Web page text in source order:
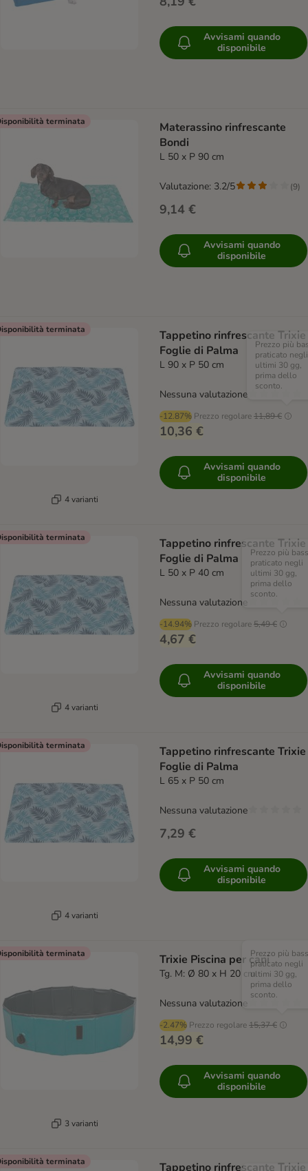
Avvisami quando
disponibile
terminata
Materassino rinfrescante
Bondi
L 50 x P 90 cm
9,14 €
Valutazione: 3.2/5 (9)
Avvisami quando
disponibile
terminata
4 varianti
Tappetino rinfrescante Trixie
Foglie di Palma
L 90 x P 50 cm
-12.87% Prezzo regolare11,89 €
Prezzo più
praticato negli
ultimi 30 gg,
prima dello
sconto.
10,36 €
Nessuna valutazione
Avvisami quando
disponibile
terminata
4 varianti
Tappetino rinfrescante Trixie
Foglie di Palma
L 50 x P 40 cm
-14.94% Prezzo regolare5,49 €
Prezzo più
praticato negli
ultimi 30 gg,
prima dello
sconto.
4,67 €
Nessuna valutazione
Avvisami quando
disponibile
terminata
4 varianti
Tappetino rinfrescante Trixie
Foglie di Palma
L 65 x P 50 cm
7,29 €
Nessuna valutazione
Avvisami quando
disponibile
terminata
3 varianti
Trixie Piscina per cani
Tg. M: Ø 80 x H 20 cm
-2.47% Prezzo regolare15,37 €
Prezzo più
praticato negli
ultimi 30 gg,
prima dello
sconto.
14,99 €
Nessuna valutazione
Avvisami quando
disponibile
terminata Tappetino rinfrescante Trixie